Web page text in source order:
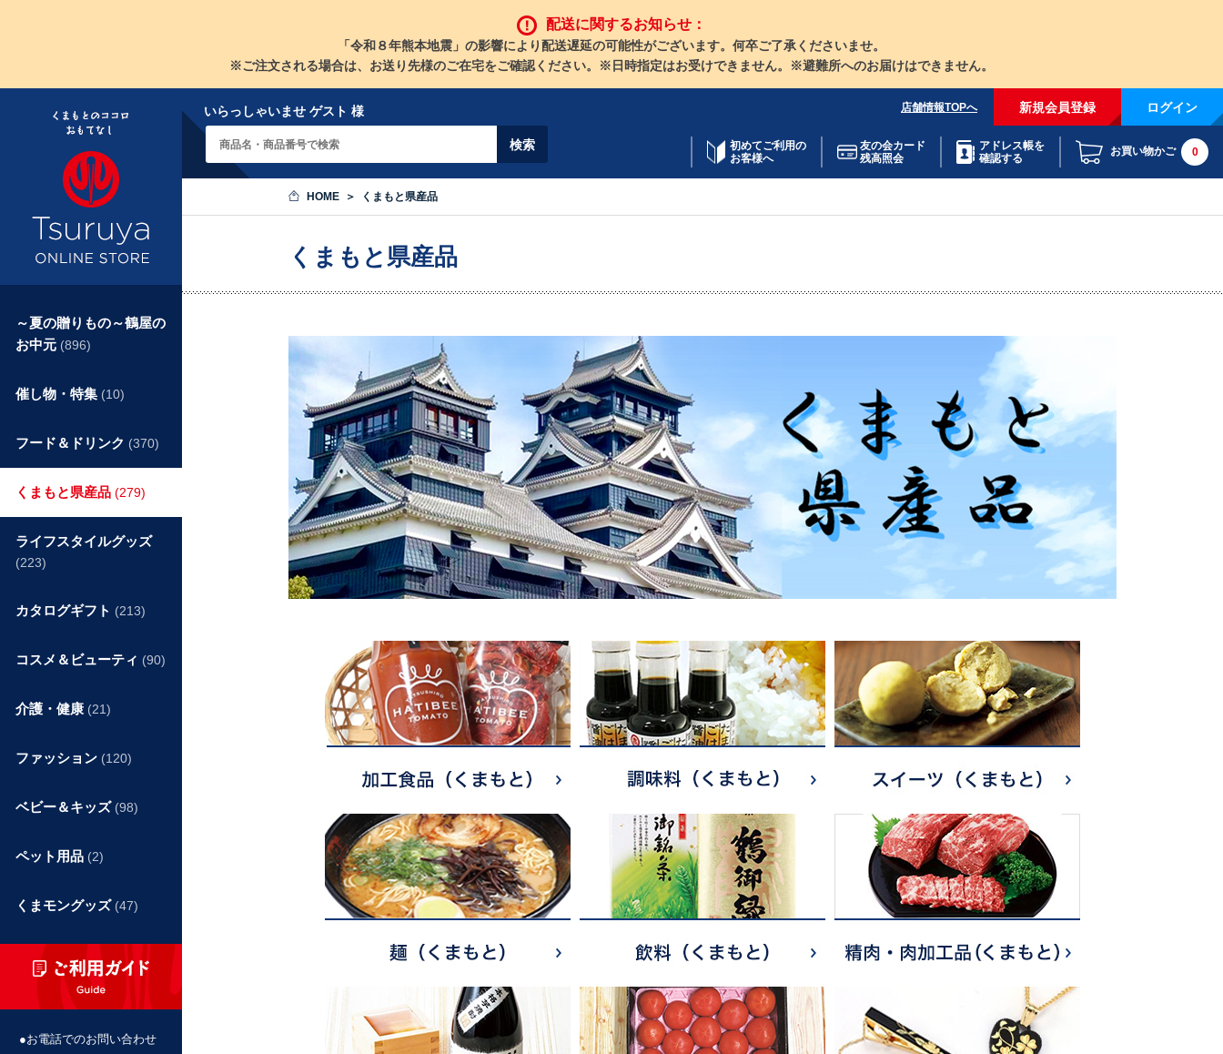
配送に関するお知らせ：
「令和８年熊本地震」の影響により配送遅延の可能性がございます。何卒ご了承くださいませ。
※ご注文される場合は、お送り先様のご在宅をご確認ください。※日時指定はお受けできません。※避難所へのお届けはできません。
いらっしゃいませ ゲスト 様 店舗情報TOPへ 新規会員登録 ログイン
初めてご利用の
お客様へ
友の会カード
残高照会
アドレス帳を
確認する
お買い物かご 0
HOME くまもと県産品
くまもと県産品
～夏の贈りもの～鶴屋の
お中元 (896)
催し物・特集 (10)
フード＆ドリンク (370)
くまもと県産品 (279)
ライフスタイルグッズ
(223)
カタログギフト (213)
コスメ＆ビューティ (90)
介護・健康 (21)
ファッション (120)
ベビー＆キッズ (98)
ペット用品 (2)
くまモングッズ (47)
お電話でのお問い合わせ